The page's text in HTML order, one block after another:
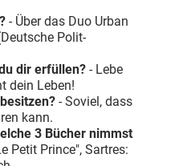
- Über das Duo Urban
Polit-
dir erfüllen? - Lebe
dein Leben!
- Soviel, dass
kann.
3 Bücher nimmst
Petit Prince", Sartres: